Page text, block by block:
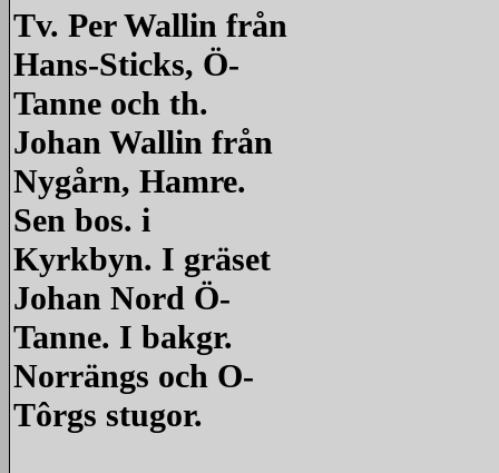
Tv. Per Wallin från
Hans-Sticks, Ö-
Tanne och th.
Johan Wallin från
Nygårn, Hamre.
Sen bos. i
Kyrkbyn. I gräset
Johan Nord Ö-
Tanne. I bakgr.
Norrängs och O-
Tôrgs stugor.